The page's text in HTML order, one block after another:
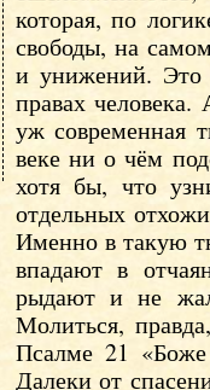
которая, по
свободы, на
и унижений. Это
правах
уж современная
веке ни о чём
хотя бы, что
отдельных
Именно в такую
впадают в
рыдают и не
Молиться,
Псалме 21
Далеки от